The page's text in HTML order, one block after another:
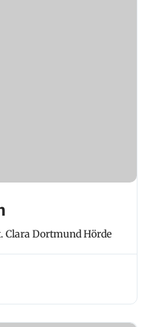
Clara Dortmund Hörde